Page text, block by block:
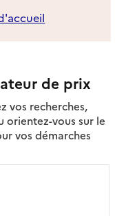
de prix
vos recherches,
orientez-vous sur le
vos démarches